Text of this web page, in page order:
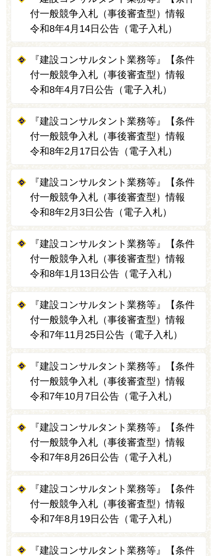
付一般競争入札（事後審査型）情報
令和8年4月14日公告（電子入札）
『建設コンサルタント業務等』【条件
付一般競争入札（事後審査型）情報
令和8年4月7日公告（電子入札）
『建設コンサルタント業務等』【条件
付一般競争入札（事後審査型）情報
令和8年2月17日公告（電子入札）
『建設コンサルタント業務等』【条件
付一般競争入札（事後審査型）情報
令和8年2月3日公告（電子入札）
『建設コンサルタント業務等』【条件
付一般競争入札（事後審査型）情報
令和8年1月13日公告（電子入札）
『建設コンサルタント業務等』【条件
付一般競争入札（事後審査型）情報
令和7年11月25日公告（電子入札）
『建設コンサルタント業務等』【条件
付一般競争入札（事後審査型）情報
令和7年10月7日公告（電子入札）
『建設コンサルタント業務等』【条件
付一般競争入札（事後審査型）情報
令和7年8月26日公告（電子入札）
『建設コンサルタント業務等』【条件
付一般競争入札（事後審査型）情報
令和7年8月19日公告（電子入札）
『建設コンサルタント業務等』【条件